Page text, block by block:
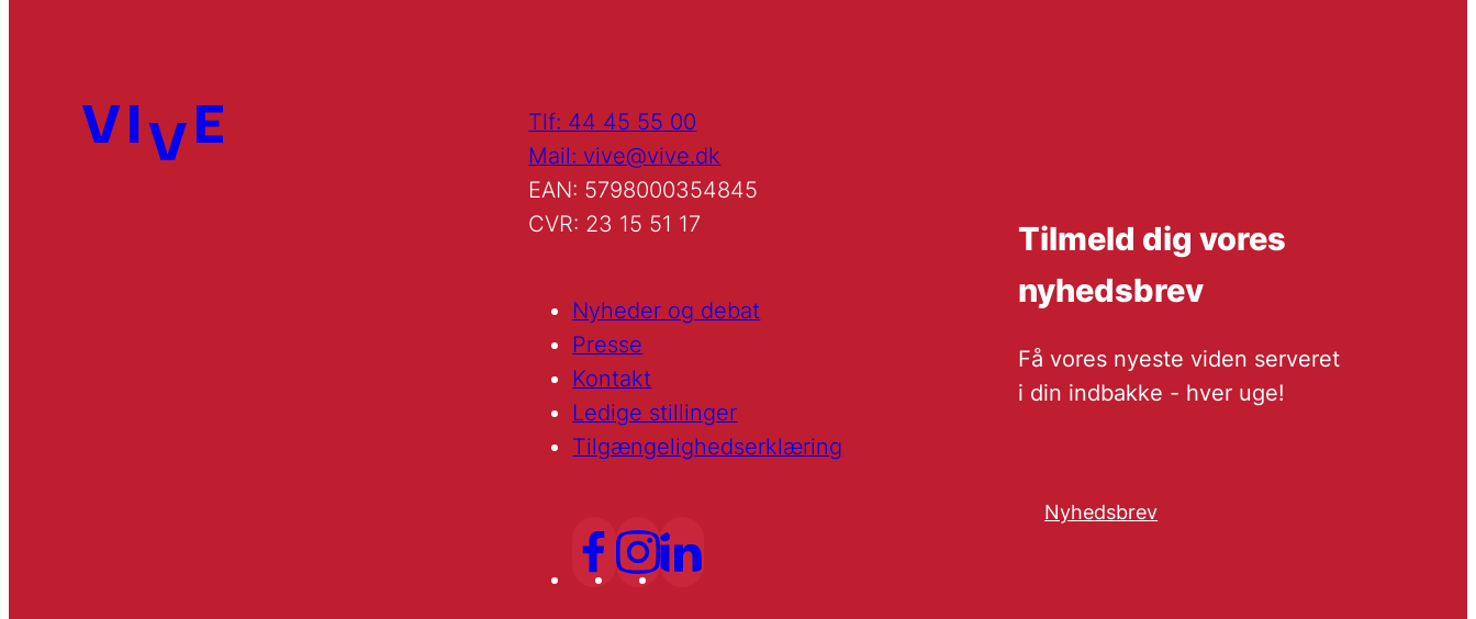
Tlf: 44 45 55 00
Mail: vive@vive.dk
EAN: 5798000354845
CVR: 23 15 51 17
Nyheder og debat
Presse
Kontakt
Ledige stillinger
Tilgængelighedserklæring
Tilmeld dig vores
nyhedsbrev
Få vores nyeste viden serveret
i din indbakke - hver uge!
Nyhedsbrev